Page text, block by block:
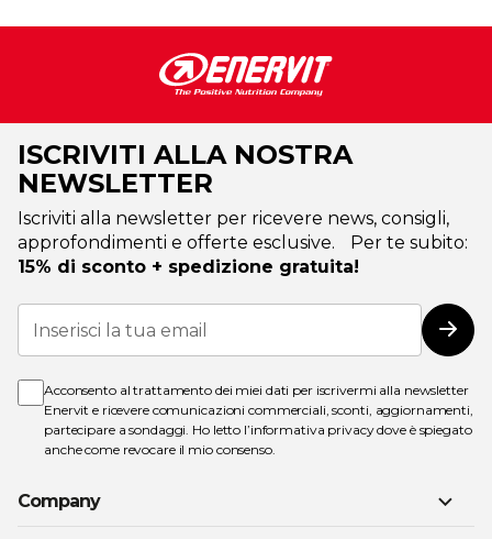
ISCRIVITI ALLA NOSTRA
NEWSLETTER
Iscriviti alla newsletter per ricevere news, consigli,
approfondimenti e offerte esclusive. Per te subito:
15% di sconto + spedizione gratuita!
Iscriviti
alla
nostra
Acconsento al trattamento dei miei dati per iscrivermi alla newsletter
Enervit e ricevere comunicazioni commerciali, sconti, aggiornamenti,
partecipare a sondaggi. Ho letto l’informativa privacydove è spiegato
anche come revocare il mio consenso.
Company